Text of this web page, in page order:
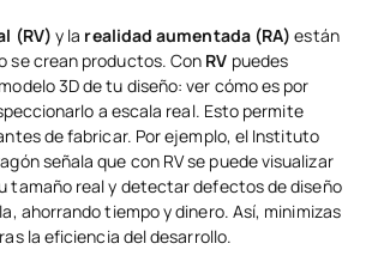
(RV) y la realidad aumentada (RA) están
se crean productos. Con RV puedes
3D de tu diseño: ver cómo es por
a escala real. Esto permite
de fabricar. Por ejemplo, el Instituto
señala que con RV se puede visualizar
tamaño real y detectar defectos de diseño
ahorrando tiempo y dinero. Así, minimizas
la eficiencia del desarrollo.